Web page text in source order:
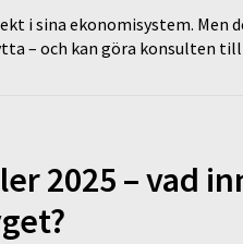
i sina ekonomisystem. Men
– och kan göra konsulten
2025 – vad